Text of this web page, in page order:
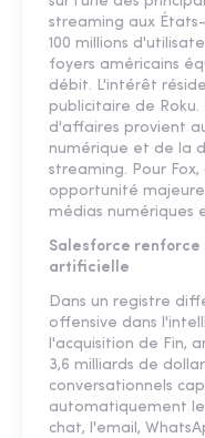
streaming aux
100 millions
foyers américains
débit. L'intérêt
publicitaire de Roku.
d'affaires provient
numérique et de la
streaming. Pour
opportunité
médias numériques
Salesforce renforce
artificielle
Dans un registre
offensive dans
l'acquisition de Fin,
3,6 milliards de
conversationnels
automatiquement
chat, l'email,